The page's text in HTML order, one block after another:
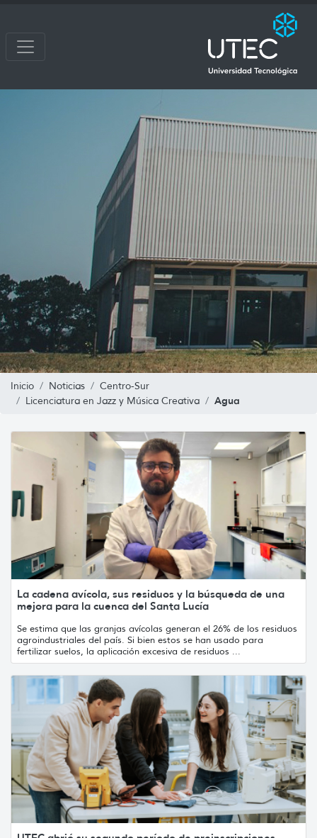
Inicio Noticias
Centro-Sur
Licenciatura en Jazz y Música Creativa
Agua
La cadena avícola, sus residuos y la búsqueda de una
mejora para la cuenca del Santa Lucía
Se estima que las granjas avícolas generan el 26% de los residuos
agroindustriales del país. Si bien estos se han usado para
fertilizar suelos, la aplicación excesiva de residuos ...